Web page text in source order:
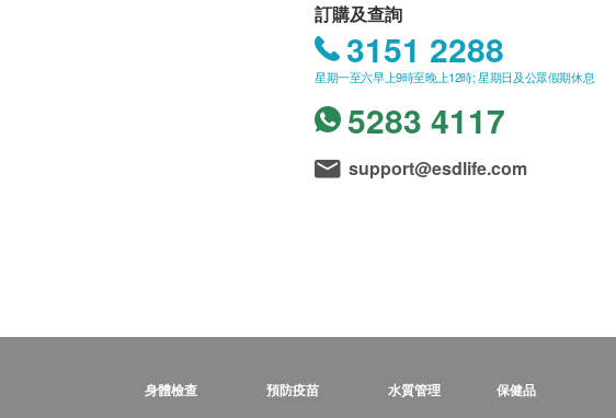
訂購及查詢
3151 2288
星期一至六早上9時至晚上12時; 星期日及公眾假期休息
5283 4117
support@esdlife.com
身體檢查 預防疫苗 水質管理 保健品